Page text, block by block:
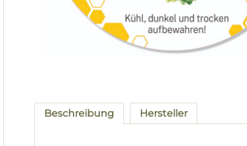
Beschreibung Hersteller